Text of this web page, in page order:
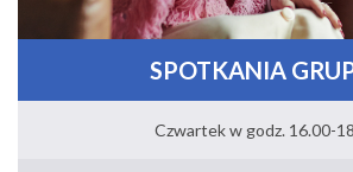
SPOTKANIA
Czwartek w godz. 16.00-